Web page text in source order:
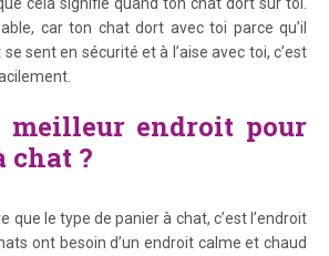
car ton chat dort avec toi parce qu’il
sent en sécurité et à l’aise avec toi, c’est
meilleur endroit pour
chat ?
que le type de panier à chat, c’est l’endroit
ont besoin d’un endroit calme et chaud